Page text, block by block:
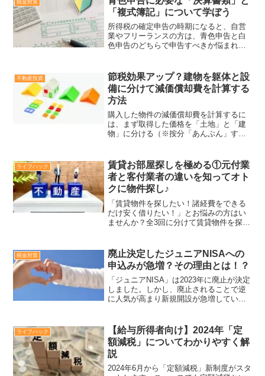
税金対策
「複式簿記」について学ぼう
所得税の確定申告の時期になると、自営
業やフリーランスの方は、青色申告と白
色申告のどちらで申告すべきか悩まれる
万円の控除などのメリットがありお得で
すが、簿記の知識が必要...
不動産投資
節税効果アップ？建物を躯体と設
備に分けて減価償却費を計算する
方法
購入した物件の減価償却費を計算するに
は、まず取得した価格を「土地」と「建
物」に分ける（※按分「あんぶん」する
で、「建物」をさらに「本体（躯体）」
と、それに附属する「設備...
ライフハック
賃貸お部屋探しを極める①元付業
者と客付業者の違いを知ってオト
クに物件探し♪
「賃貸物件を探したい！諸経費をできる
だけ安く借りたい！」とお悩みの方はい
ませんか？全3回に分けて賃貸物件を探す
「先物（さきもの）物件」の違いを解説
します。「元付」と「客付...
税金対策
廃止決定したジュニアNISAへの
申込みが急増？その理由とは！？
「ジュニアNISA」は2023年に廃止が決定
しました。しかし、廃止されることで逆
に人気が高まり新規開設が急増していま
気が急騰した理由について解説していき
ます。
ライフハック
【給与所得者向け】2024年「定
額減税」についてわかりやすく解
説
2024年6月から「定額減税」新制度がスタ